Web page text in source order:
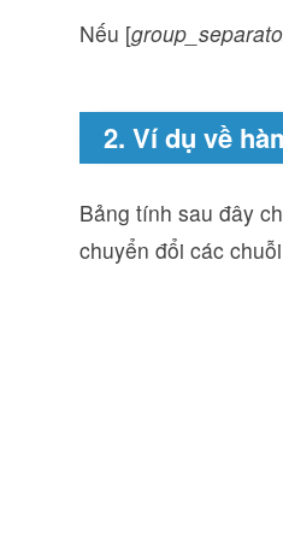
Nếu [
2. Ví dụ về
Bảng tính sau đây
chuyển đổi các